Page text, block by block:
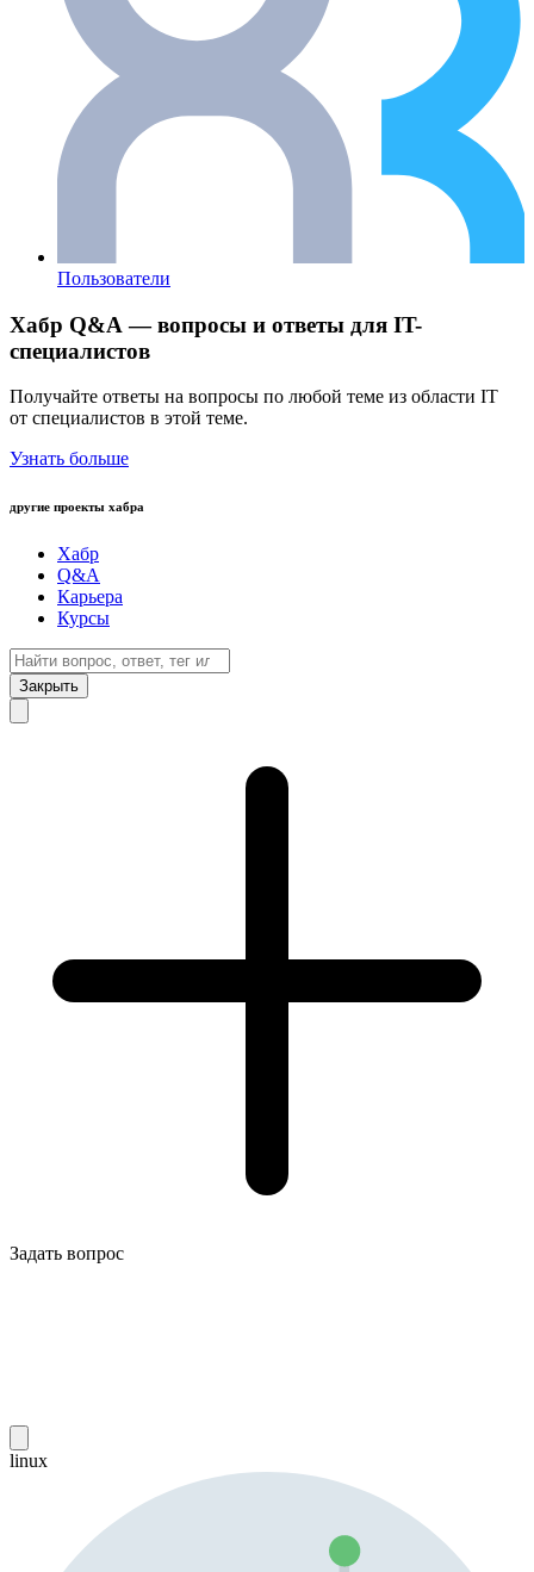
Пользователи
Хабр Q&A — вопросы и ответы для IT-
специалистов
Получайте ответы на вопросы по любой теме из области IT
от специалистов в этой теме.
Узнать больше
другие проекты хабра
Хабр
Q&A
Карьера
Курсы
Закрыть
Задать вопрос
linux